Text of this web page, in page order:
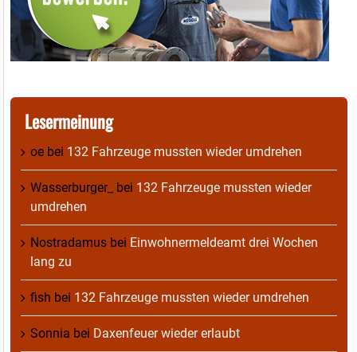
Lesermeinung
oe bei 132 Fahrzeuge mussten wieder umdrehen
Wasserburger_ bei 132 Fahrzeuge mussten wieder
umdrehen
Nostradamus bei Einwohnermeldeamt drei Wochen
lang zu
fish bei 132 Fahrzeuge mussten wieder umdrehen
Sonnia bei Daxenfeuer wieder erlaubt